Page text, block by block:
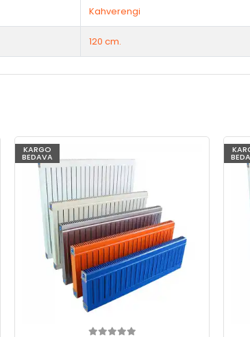
Kahverengi
120 cm.
KARGO
BEDAVA